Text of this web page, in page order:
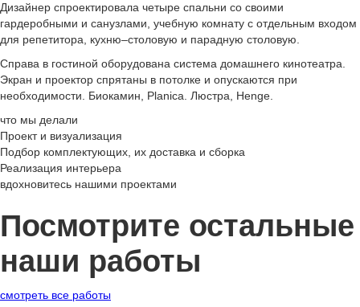
Дизайнер спроектировала четыре спальни со своими
гардеробными и санузлами, учебную комнату с отдельным входом
для репетитора, кухню–столовую и парадную столовую.
Справа в гостиной оборудована система домашнего кинотеатра.
Экран и проектор спрятаны в потолке и опускаются при
необходимости. Биокамин, Planica. Люстра, Henge.
что мы делали
Проект и визуализация
Подбор комплектующих, их доставка и сборка
Реализация интерьера
вдохновитесь нашими проектами
Посмотрите остальные
наши работы
смотреть все работы